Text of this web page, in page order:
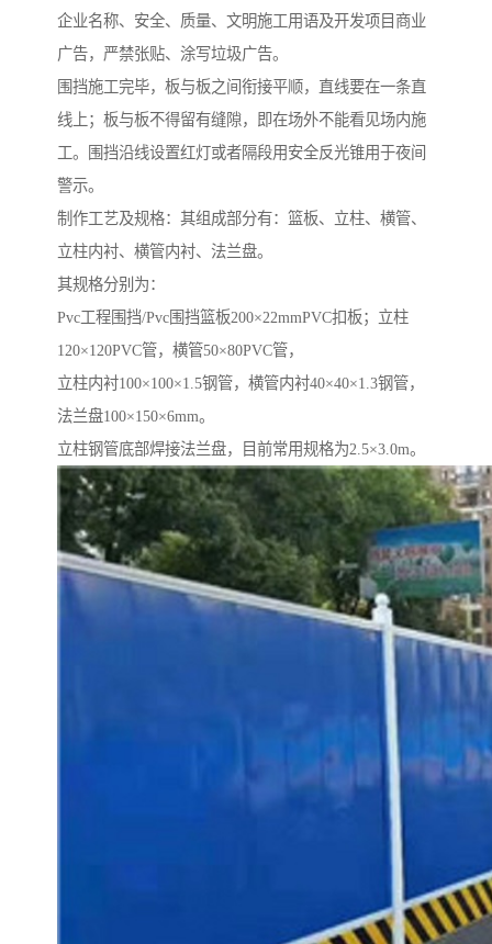
企业名称、安全、质量、文明施工用语及开发项目商业
广告，严禁张贴、涂写垃圾广告。
围挡施工完毕，板与板之间衔接平顺，直线要在一条直
线上；板与板不得留有缝隙，即在场外不能看见场内施
工。围挡沿线设置红灯或者隔段用安全反光锥用于夜间
警示。
制作工艺及规格：其组成部分有：篮板、立柱、横管、
立柱内衬、横管内衬、法兰盘。
其规格分别为：
Pvc工程围挡/Pvc围挡篮板200×22mmPVC扣板；立柱
120×120PVC管，横管50×80PVC管，
立柱内衬100×100×1.5钢管，横管内衬40×40×1.3钢管，
法兰盘100×150×6mm。
立柱钢管底部焊接法兰盘，目前常用规格为2.5×3.0m。